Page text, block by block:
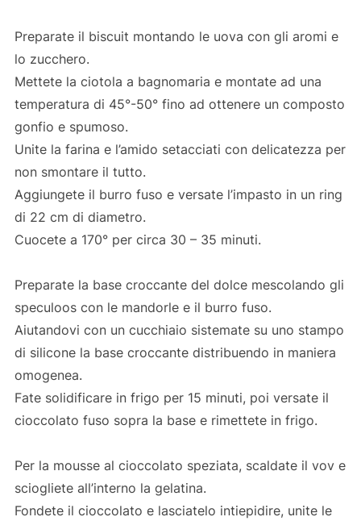
Preparate il biscuit montando le uova con gli aromi e
lo zucchero.
Mettete la ciotola a bagnomaria e montate ad una
temperatura di 45°-50° fino ad ottenere un composto
gonfio e spumoso.
Unite la farina e l’amido setacciati con delicatezza per
non smontare il tutto.
Aggiungete il burro fuso e versate l’impasto in un ring
di 22 cm di diametro.
Cuocete a 170° per circa 30 – 35 minuti.
Preparate la base croccante del dolce mescolando gli
speculoos con le mandorle e il burro fuso.
Aiutandovi con un cucchiaio sistemate su uno stampo
di silicone la base croccante distribuendo in maniera
omogenea.
Fate solidificare in frigo per 15 minuti, poi versate il
cioccolato fuso sopra la base e rimettete in frigo.
Per la mousse al cioccolato speziata, scaldate il vov e
sciogliete all’interno la gelatina.
Fondete il cioccolato e lasciatelo intiepidire, unite le